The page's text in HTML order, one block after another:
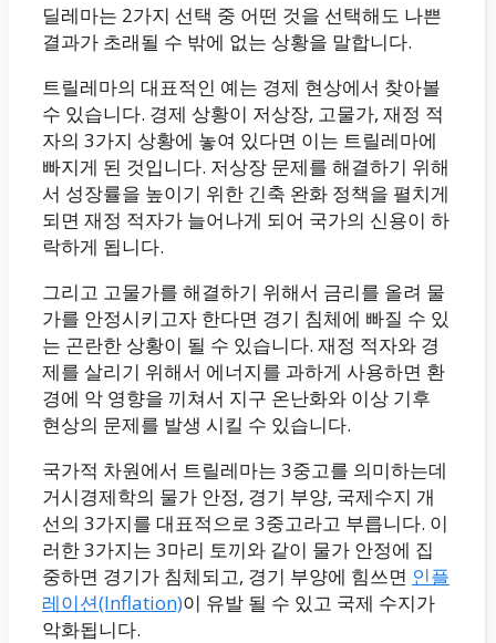
딜레마는 2가지 선택 중 어떤 것을 선택해도 나쁜
결과가 초래될 수 밖에 없는 상황을 말합니다.
트릴레마의 대표적인 예는 경제 현상에서 찾아볼
수 있습니다. 경제 상황이 저상장, 고물가, 재정 적
자의 3가지 상황에 놓여 있다면 이는 트릴레마에
빠지게 된 것입니다. 저상장 문제를 해결하기 위해
서 성장률을 높이기 위한 긴축 완화 정책을 펼치게
되면 재정 적자가 늘어나게 되어 국가의 신용이 하
락하게 됩니다.
그리고 고물가를 해결하기 위해서 금리를 올려 물
가를 안정시키고자 한다면 경기 침체에 빠질 수 있
는 곤란한 상황이 될 수 있습니다. 재정 적자와 경
제를 살리기 위해서 에너지를 과하게 사용하면 환
경에 악 영향을 끼쳐서 지구 온난화와 이상 기후
현상의 문제를 발생 시킬 수 있습니다.
국가적 차원에서 트릴레마는 3중고를 의미하는데
거시경제학의 물가 안정, 경기 부양, 국제수지 개
선의 3가지를 대표적으로 3중고라고 부릅니다. 이
러한 3가지는 3마리 토끼와 같이 물가 안정에 집
중하면 경기가 침체되고, 경기 부양에 힘쓰면 인플
레이션(Inflation)이 유발 될 수 있고 국제 수지가
악화됩니다.